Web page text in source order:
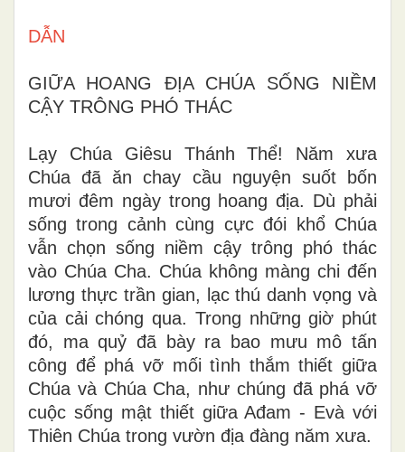
DẪN
GIỮA HOANG ĐỊA CHÚA SỐNG NIỀM
CẬY TRÔNG PHÓ THÁC
Lạy Chúa Giêsu Thánh Thể! Năm xưa
Chúa đã ăn chay cầu nguyện suốt bốn
mươi đêm ngày trong hoang địa. Dù phải
sống trong cảnh cùng cực đói khổ Chúa
vẫn chọn sống niềm cậy trông phó thác
vào Chúa Cha. Chúa không màng chi đến
lương thực trần gian, lạc thú danh vọng và
của cải chóng qua. Trong những giờ phút
đó, ma quỷ đã bày ra bao mưu mô tấn
công để phá vỡ mối tình thắm thiết giữa
Chúa và Chúa Cha, như chúng đã phá vỡ
cuộc sống mật thiết giữa Ađam - Evà với
Thiên Chúa trong vườn địa đàng năm xưa.